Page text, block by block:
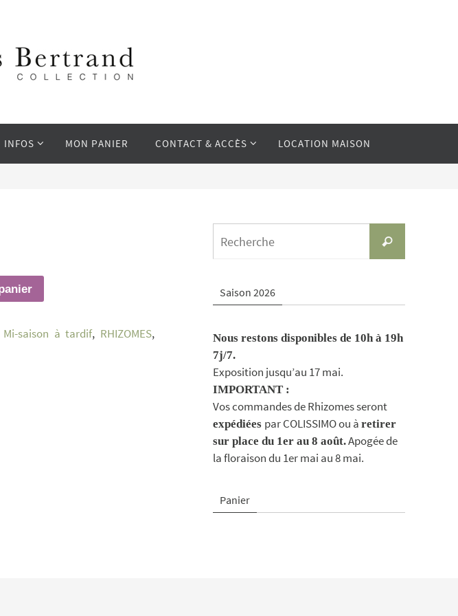
INFOS MON PANIER CONTACT & ACCÈS LOCATION MAISON
Mi-saison à tardif, RHIZOMES,
Recherche
Saison 2026
Nous restons disponibles de 10h à 19h
7j/7.
Exposition jusqu’au 17 mai.
IMPORTANT :
Vos commandes de Rhizomes seront
expédiées par COLISSIMO ou à retirer
sur place du 1er au 8 août.Apogée de
la floraison du 1er mai au 8 mai.
Panier